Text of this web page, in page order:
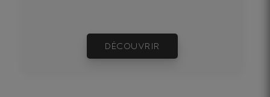
DÉCOUVRIR